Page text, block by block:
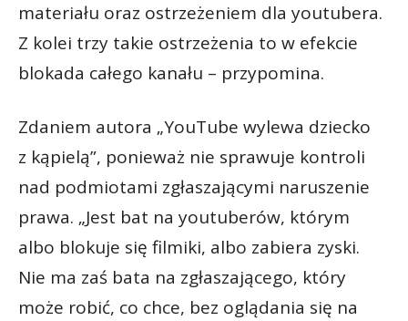
materiału oraz ostrzeżeniem dla youtubera.
Z kolei trzy takie ostrzeżenia to w efekcie
blokada całego kanału – przypomina.
Zdaniem autora „YouTube wylewa dziecko
z kąpielą”, ponieważ nie sprawuje kontroli
nad podmiotami zgłaszającymi naruszenie
prawa. „Jest bat na youtuberów, którym
albo blokuje się filmiki, albo zabiera zyski.
Nie ma zaś bata na zgłaszającego, który
może robić, co chce, bez oglądania się na